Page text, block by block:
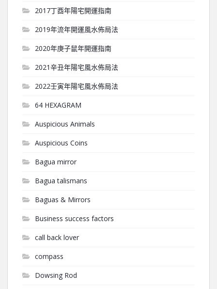
2017丁酉年陽宅開運指南
2019年流年開運風水佈局法
2020年庚子鼠年開運指南
2021辛丑年陽宅風水佈局法
2022壬寅年陽宅風水佈局法
64 HEXAGRAM
Auspicious Animals
Auspicious Coins
Bagua mirror
Bagua talismans
Baguas & Mirrors
Business success factors
call back lover
compass
Dowsing Rod